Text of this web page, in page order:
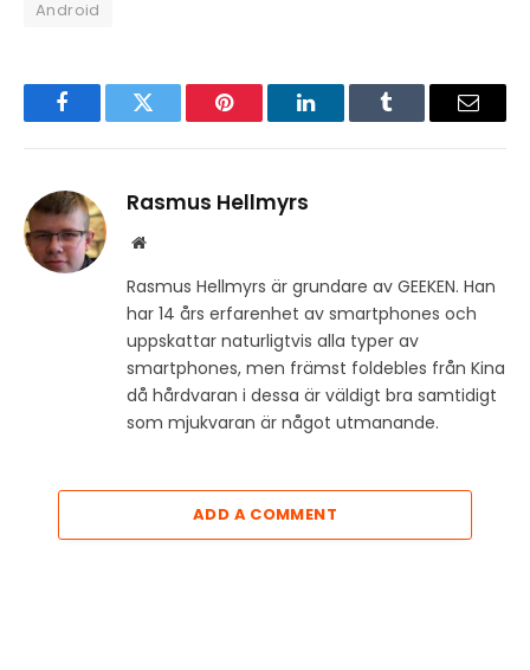
Android
FacebookTwitter Pinterest LinkedInTumblr Email
Rasmus Hellmyrs
Website
Rasmus Hellmyrs är grundare av GEEKEN. Han
har 14 års erfarenhet av smartphones och
uppskattar naturligtvis alla typer av
smartphones, men främst foldebles från Kina
då hårdvaran i dessa är väldigt bra samtidigt
som mjukvaran är något utmanande.
ADD A COMMENT